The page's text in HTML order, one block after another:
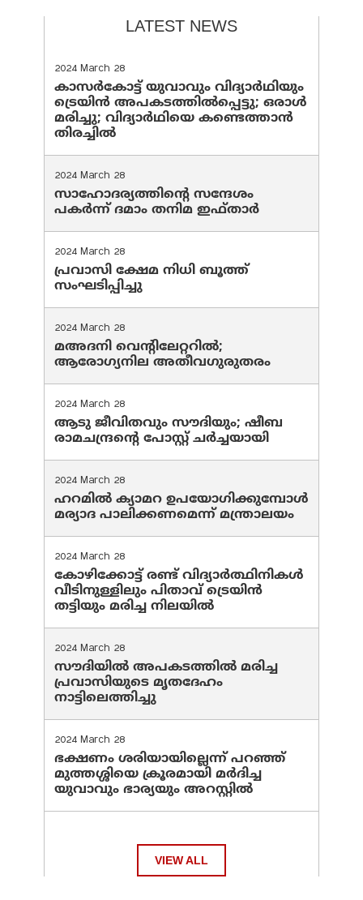
LATEST NEWS
2024 March 28
കാസർകോട്ട് യുവാവും വിദ്യാർഥിയും
ട്രെയിൻ അപകടത്തിൽപ്പെട്ടു; ഒരാൾ
മരിച്ചു; വിദ്യാർഥിയെ കണ്ടെത്താൻ
തിരച്ചിൽ
2024 March 28
സാഹോദര്യത്തിന്റെ സന്ദേശം
പകർന്ന് ദമാം തനിമ ഇഫ്‌താർ
2024 March 28
പ്രവാസി ക്ഷേമ നിധി ബൂത്ത്
സംഘടിപ്പിച്ചു
2024 March 28
മഅദനി വെന്റിലേറ്ററിൽ;
ആരോഗ്യനില അതീവഗുരുതരം
2024 March 28
ആടു ജീവിതവും സൗദിയും; ഷീബ
രാമചന്ദ്രന്റെ പോസ്റ്റ് ചര്‍ച്ചയായി
2024 March 28
ഹറമില്‍ ക്യാമറ ഉപയോഗിക്കുമ്പോള്‍
മര്യാദ പാലിക്കണമെന്ന് മന്ത്രാലയം
2024 March 28
കോഴിക്കോട്ട് രണ്ട് വിദ്യാർത്ഥിനികൾ
വീടിനുള്ളിലും പിതാവ് ട്രെയിൻ
തട്ടിയും മരിച്ച നിലയിൽ
2024 March 28
സൗദിയില്‍ അപകടത്തില്‍ മരിച്ച
പ്രവാസിയുടെ മൃതദേഹം
നാട്ടിലെത്തിച്ചു
2024 March 28
ഭക്ഷണം ശരിയായില്ലെന്ന് പറഞ്ഞ്
മുത്തശ്ശിയെ ക്രൂരമായി മര്‍ദിച്ച
യുവാവും ഭാര്യയും അറസ്റ്റില്‍
VIEW ALL